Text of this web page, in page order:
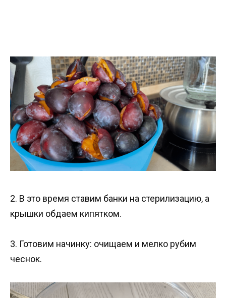
2. В это время ставим банки на стерилизацию, а
крышки обдаем кипятком.
3. Готовим начинку: очищаем и мелко рубим
чеснок.